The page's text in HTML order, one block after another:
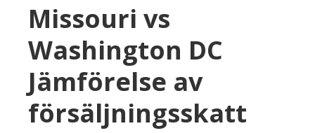
Missouri vs
Washington DC
Jämförelse av
försäljningsskatt